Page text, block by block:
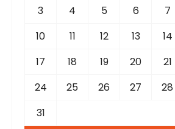
3
4 5 6 7
10
11 12 13 14
17
18 19 20 21
24
25 26 27 28
31